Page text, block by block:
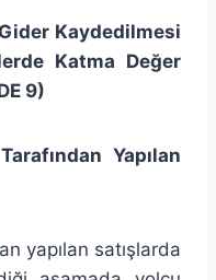
Kaydedilmesi
Katma Değer
9)
Yapılan
yapılan satışlarda